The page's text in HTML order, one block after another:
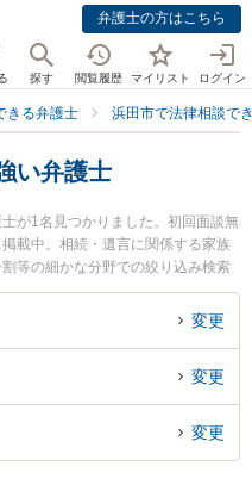
弁護士の方はこちら
探す 閲覧履歴 マイリスト ログイン
きる弁護士 浜田市で法律相談で
い弁護士
が1名見つかりました。初回面談無
載中。相続・遺言に関係する家族
等の細かな分野での絞り込み検索
の本家 泉衣弁護士のプロフィール
ます。『浜田市で土日や夜間に発
護士に相談予約したい』などでお
変更
変更
変更